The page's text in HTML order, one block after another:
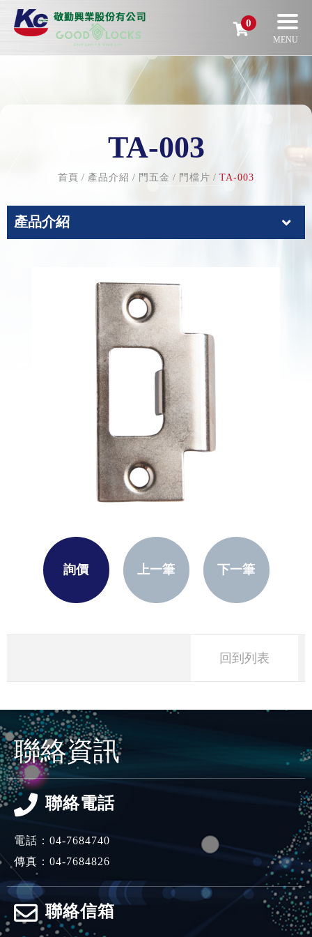
0
TA-003
首頁 產品介紹 門五金 門檔片 TA-003
產品介紹
詢價 上一筆 下一筆
回到列表
聯絡資訊
聯絡電話
電話： 04-7684740
傳真：04-7684826
聯絡信箱